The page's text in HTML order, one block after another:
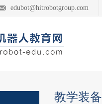
edubot@hitrobotgroup.com
教学装备